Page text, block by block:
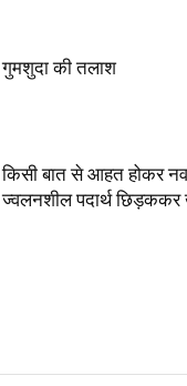
गुमशुदा की तलाश
किसी बात से आहत होकर
ज्वलनशील पदार्थ